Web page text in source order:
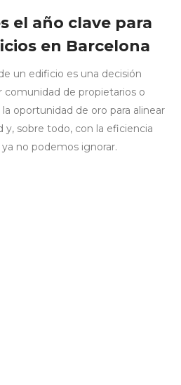
el año clave para
en Barcelona
un edificio es una decisión
comunidad de propietarios o
oportunidad de oro para alinear
y, sobre todo, con la eficiencia
no podemos ignorar.